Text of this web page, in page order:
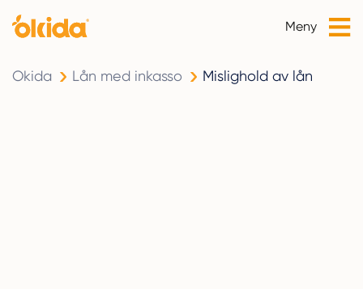
Meny
Okida Lån med inkasso Mislighold av lån